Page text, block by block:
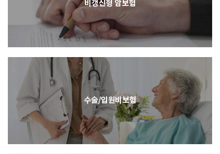
비갱신형 암보험
수술/입원비보험